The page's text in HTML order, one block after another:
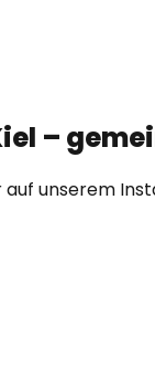
–
auf unserem